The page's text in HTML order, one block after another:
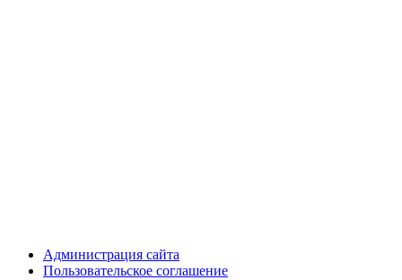
Администрация сайта
Пользовательское соглашение